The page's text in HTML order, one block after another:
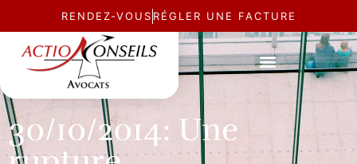
RENDEZ-VOUS RÉGLER UNE FACTURE
ACTUALITÉ
30/10/2014: Une